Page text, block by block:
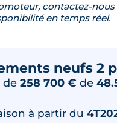
contactez-nous
en temps réel.
neufs 2
de 258 700 € de
à partir du